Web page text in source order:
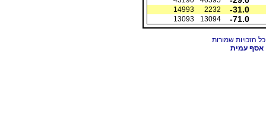
-31.0
2232
14993
-71.0
13094
13093
אסף עמית